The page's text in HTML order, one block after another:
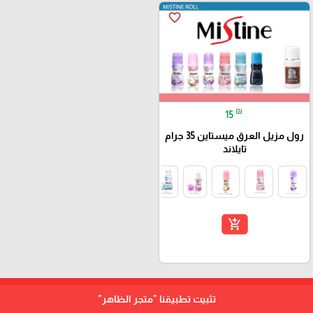
favorite_border
15 ₪
رول مزيل العرق ميستاين 35 جرام
تايلاند
add_shopping_cart
تثبيت تطبيقنا "متجر الظاهر"